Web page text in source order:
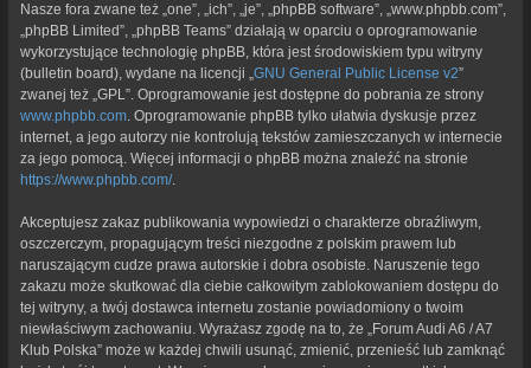
Nasze fora zwane też „one”, „ich”, „je”, „phpBB software”, „www.phpbb.com”,
„phpBB Limited”, „phpBB Teams” działają w oparciu o oprogramowanie
wykorzystujące technologię phpBB, która jest środowiskiem typu witryny
(bulletin board), wydane na licencji „GNU General Public License v2”
zwanej też „GPL”. Oprogramowanie jest dostępne do pobrania ze strony
www.phpbb.com. Oprogramowanie phpBB tylko ułatwia dyskusje przez
internet, a jego autorzy nie kontrolują tekstów zamieszczanych w internecie
za jego pomocą. Więcej informacji o phpBB można znaleźć na stronie
https://www.phpbb.com/.
Akceptujesz zakaz publikowania wypowiedzi o charakterze obraźliwym,
oszczerczym, propagującym treści niezgodne z polskim prawem lub
naruszającym cudze prawa autorskie i dobra osobiste. Naruszenie tego
zakazu może skutkować dla ciebie całkowitym zablokowaniem dostępu do
tej witryny, a twój dostawca internetu zostanie powiadomiony o twoim
niewłaściwym zachowaniu. Wyrażasz zgodę na to, że „Forum Audi A6 / A7
Klub Polska” może w każdej chwili usunąć, zmienić, przenieść lub zamknąć